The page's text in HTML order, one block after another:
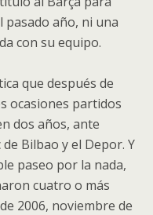
año, ni una
con su equipo.
que después de
ocasiones partidos
dos años, ante
Bilbao y el Depor. Y
paseo por la nada,
cuatro o más
2006, noviembre de